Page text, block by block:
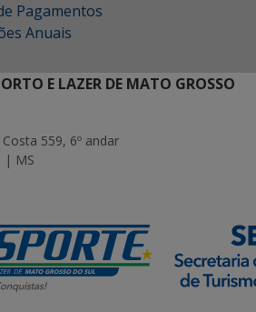
Pagamentos
Anuais
E LAZER DE MATO GROSSO
559, 6º andar
| MS